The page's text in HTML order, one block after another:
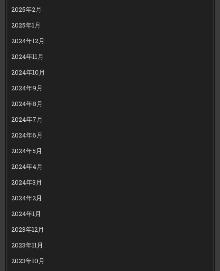
2025年2月
2025年1月
2024年12月
2024年11月
2024年10月
2024年9月
2024年8月
2024年7月
2024年6月
2024年5月
2024年4月
2024年3月
2024年2月
2024年1月
2023年12月
2023年11月
2023年10月